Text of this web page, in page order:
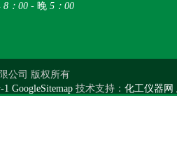
8：00 - 晚 5：00
公司 版权所有
1 GoogleSitemap 技术支持： 化工仪器网